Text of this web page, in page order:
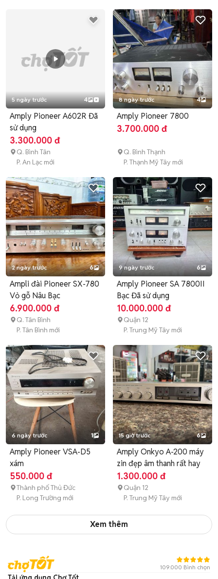
5 ngày trước 4
Amply Pioneer A602R Đã
sử dụng
3.300.000 đ
Q. Bình Tân
P. An Lạc mới
8 ngày trước 4
Amply Pioneer 7800
3.700.000 đ
Q. Bình Thạnh
P. Thạnh Mỹ Tây mới
2 ngày trước 6
Ampli đài Pioneer SX-780
Vỏ gỗ Nâu Bạc
6.900.000 đ
Q. Tân Bình
P. Tân Bình mới
9 ngày trước 6
Amply Pioneer SA 7800II
Bạc Đã sử dụng
10.000.000 đ
Quận 12
P. Trung Mỹ Tây mới
6 ngày trước 1
Amply Pioneer VSA-D5
xám
550.000 đ
Thành phố Thủ Đức
P. Long Trường mới
15 giờ trước 6
Amply Onkyo A-200 máy
zin đẹp âm thanh rất hay
1.300.000 đ
Quận 12
P. Trung Mỹ Tây mới
Xem thêm
109.000 Bình chọn